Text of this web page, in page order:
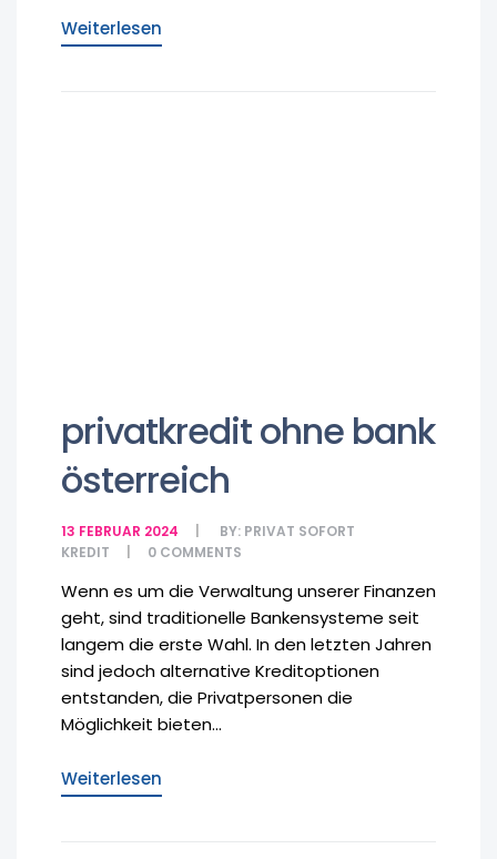
Weiterlesen
privatkredit ohne bank
österreich
13 FEBRUAR 2024 BY: PRIVAT SOFORT
KREDIT
0 COMMENTS
Wenn es um die Verwaltung unserer Finanzen
geht, sind traditionelle Bankensysteme seit
langem die erste Wahl. In den letzten Jahren
sind jedoch alternative Kreditoptionen
entstanden, die Privatpersonen die
Möglichkeit bieten...
Weiterlesen